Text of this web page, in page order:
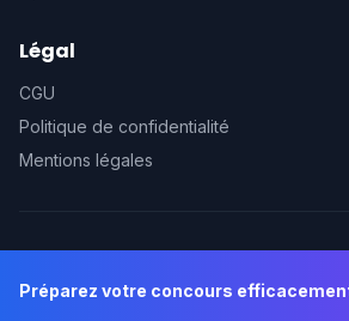
Préparez votre concours
Légal
CGU
Politique de confidentialité
Mentions légales